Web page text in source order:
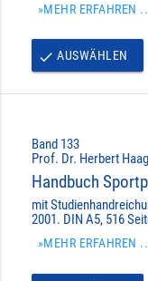
»MEHR ERFAHREN
done AUSWÄHLEN
Band 133
Prof. Dr. Herbert
Handbuch
mit
2001. DIN A5, 516
»MEHR ERFAHREN